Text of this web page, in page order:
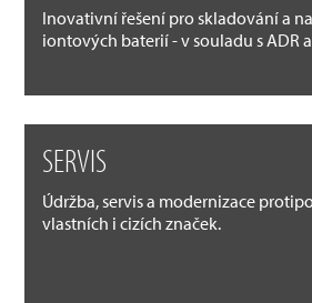
Inovativní řešení pro skladování a
iontových baterií - v souladu s ADR
SERVIS
Údržba, servis a modernizace
vlastních i cizích značek.